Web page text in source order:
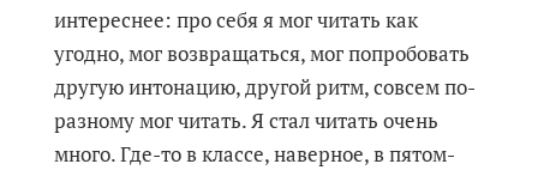
интереснее: про себя я мог читать как
угодно, мог возвращаться, мог попробовать
другую интонацию, другой ритм, совсем по-
разному мог читать. Я стал читать очень
много. Где-то в классе, наверное, в пятом-